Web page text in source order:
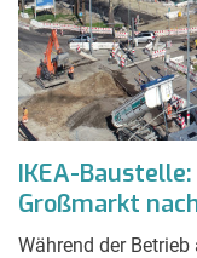
IKEA-
Großmarkt
Während der